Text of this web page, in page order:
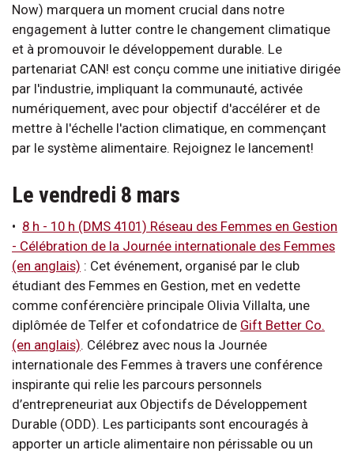
Now) marquera un moment crucial dans notre
engagement à lutter contre le changement climatique
et à promouvoir le développement durable. Le
partenariat CAN! est conçu comme une initiative dirigée
par l'industrie, impliquant la communauté, activée
numériquement, avec pour objectif d'accélérer et de
mettre à l'échelle l'action climatique, en commençant
par le système alimentaire. Rejoignez le lancement!
Le vendredi 8 mars
• 8 h - 10 h (DMS 4101) Réseau des Femmes en Gestion
- Célébration de la Journée internationale des Femmes
(en anglais) : Cet événement, organisé par le club
étudiant des Femmes en Gestion, met en vedette
comme conférencière principale Olivia Villalta, une
diplômée de Telfer et cofondatrice de Gift Better Co.
(en anglais). Célébrez avec nous la Journée
internationale des Femmes à travers une conférence
inspirante qui relie les parcours personnels
d’entrepreneuriat aux Objectifs de Développement
Durable (ODD). Les participants sont encouragés à
apporter un article alimentaire non périssable ou un